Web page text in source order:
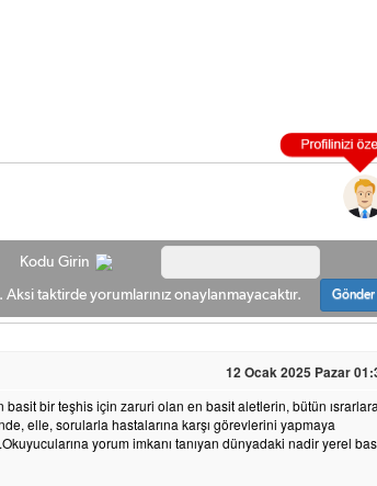
Kodu Girin
taktirde yorumlarınız onaylanmayacaktır. Gönder
12 Ocak 2025 Pazar
bir teşhis için zaruri olan en basit aletlerin, bütün ısrarlara
elle, sorularla hastalarına karşı görevlerini yapmaya
yorum imkanı tanıyan dünyadaki nadir yerel